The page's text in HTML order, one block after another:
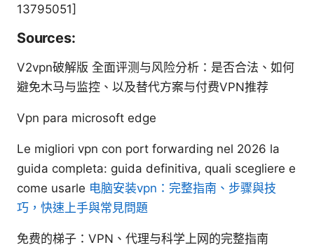
13795051]
Sources:
V2vpn破解版 全面评测与风险分析：是否合法、如何
避免木马与监控、以及替代方案与付费VPN推荐
Vpn para microsoft edge
Le migliori vpn con port forwarding nel 2026 la
guida completa: guida definitiva, quali scegliere e
come usarle 电脑安装vpn：完整指南、步骤與技
巧，快速上手與常見問題
免费的梯子：VPN、代理与科学上网的完整指南